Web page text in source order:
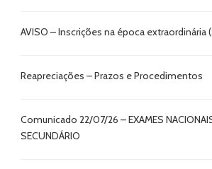
AVISO – Inscrições na época extraordinária
Reapreciações – Prazos e Procedimentos
Comunicado 22/07/26 – EXAMES
SECUNDÁRIO